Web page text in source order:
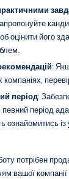
оцінити його
:
компаніях,
період:
період
ознайомитись із
потрібен
вашої компанії